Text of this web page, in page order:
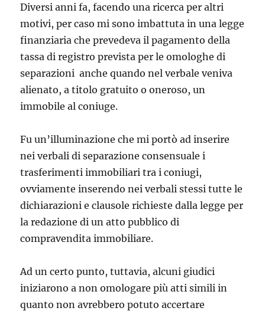
Diversi anni fa, facendo una ricerca per altri
motivi, per caso mi sono imbattuta in una legge
finanziaria che prevedeva il pagamento della
tassa di registro prevista per le omologhe di
separazioni anche quando nel verbale veniva
alienato, a titolo gratuito o oneroso, un
immobile al coniuge.
Fu un’illuminazione che mi portò ad inserire
nei verbali di separazione consensuale i
trasferimenti immobiliari tra i coniugi,
ovviamente inserendo nei verbali stessi tutte le
dichiarazioni e clausole richieste dalla legge per
la redazione di un atto pubblico di
compravendita immobiliare.
Ad un certo punto, tuttavia, alcuni giudici
iniziarono a non omologare più atti simili in
quanto non avrebbero potuto accertare